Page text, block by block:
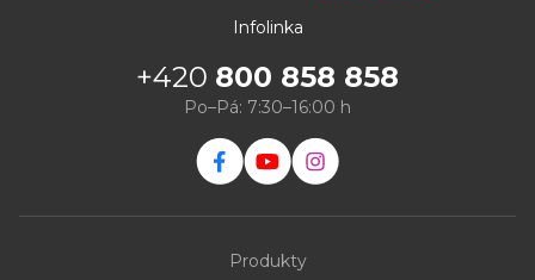
Infolinka
+420 800 858 858
Po–Pá: 7:30–16:00 h
Produkty